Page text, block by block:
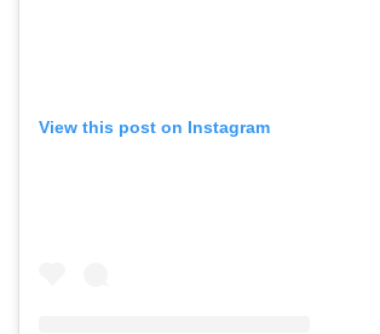
View this post on Instagram